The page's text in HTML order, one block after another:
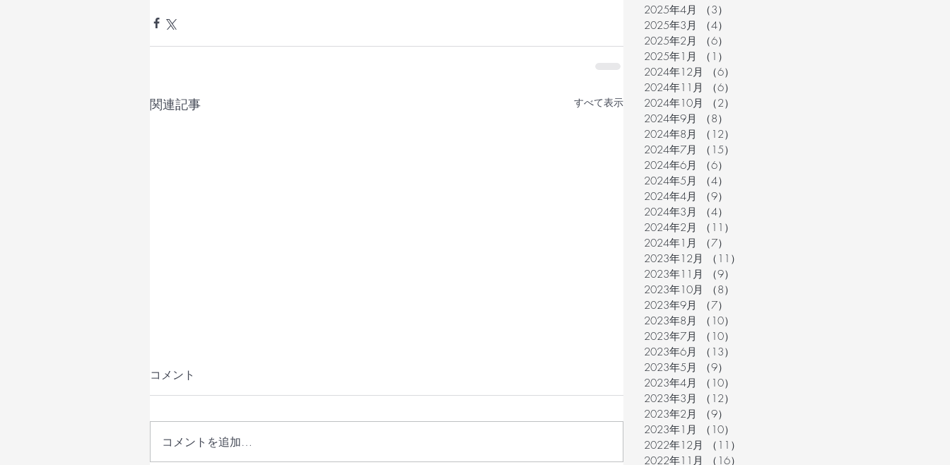
関連記事 すべて表示
コメント
コメントを追加…
2025年4月
（3）
2025年3月
（4）
2025年2月
（6）
2025年1月
（1）
2024年12月
（6）
2024年11月
（6）
2024年10月
（2）
2024年9月
（8）
2024年8月
（12）
2024年7月
（15）
2024年6月
（6）
2024年5月
（4）
2024年4月
（9）
2024年3月
（4）
2024年2月
（11）
2024年1月
（7）
2023年12月
（11）
2023年11月
（9）
2023年10月
（8）
2023年9月
（7）
2023年8月
（10）
2023年7月
（10）
2023年6月
（13）
2023年5月
（9）
2023年4月
（10）
2023年3月
（12）
2023年2月
（9）
2023年1月
（10）
2022年12月
（11）
2022年11月
（16）